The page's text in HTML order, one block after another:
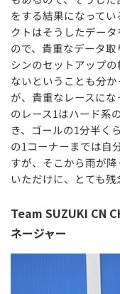
をする結果になって
クトはそうしたデー
ので、貴重なデータ
シンのセットアップ
ないということも分
が、貴重なレースに
のレース1はハード系
き、ゴールの1分半く
の1コーナーまでは自
すが、そこから雨が
いただけに、とても残
Team SUZUKI CN
ネージャー